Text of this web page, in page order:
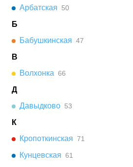
Арбатская
50
Б
Бабушкинская 47
В
Волхонка 66
Д
Давыдково 53
К
Кропоткинская 71
Кунцевская 61